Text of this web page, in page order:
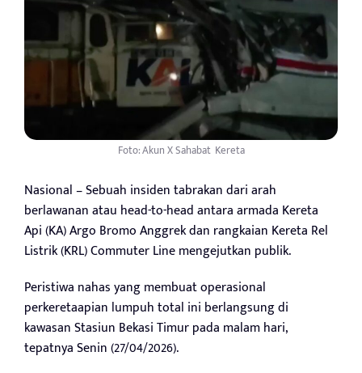
Foto: Akun X Sahabat_Kereta
Nasional – Sebuah insiden tabrakan dari arah
berlawanan atau head-to-head antara armada Kereta
Api (KA) Argo Bromo Anggrek dan rangkaian Kereta Rel
Listrik (KRL) Commuter Line mengejutkan publik.
Peristiwa nahas yang membuat operasional
perkeretaapian lumpuh total ini berlangsung di
kawasan Stasiun Bekasi Timur pada malam hari,
tepatnya Senin (27/04/2026).